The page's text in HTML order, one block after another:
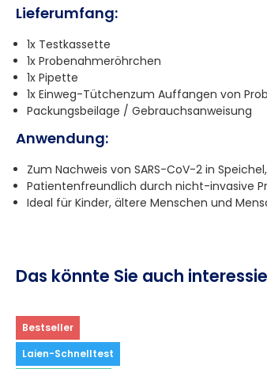
Lieferumfang:
1x Testkassette
1x Probenahmeröhrchen
1x Pipette
1x Einweg-Tütchenzum Auffangen von
Packungsbeilage / Gebrauchsanweisung
Anwendung:
Zum Nachweis von SARS-CoV-2 in
Patientenfreundlich durch nicht-invasive
Ideal für Kinder, ältere Menschen und
Das könnte Sie auch
Bestseller
Laien-Schnelltest